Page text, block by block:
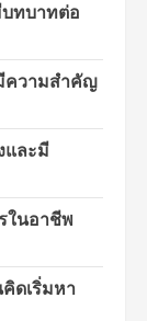
บทบาทต่อ
ความสำคัญ
และมี
ในอาชีพ
ดเริ่มหา